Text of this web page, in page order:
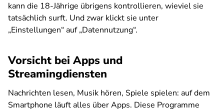
kann die 18-Jährige übrigens kontrollieren, wieviel sie
tatsächlich surft. Und zwar klickt sie unter
„Einstellungen“ auf „Datennutzung“.
Vorsicht bei Apps und
Streamingdiensten
Nachrichten lesen, Musik hören, Spiele spielen: auf dem
Smartphone läuft alles über Apps. Diese Programme